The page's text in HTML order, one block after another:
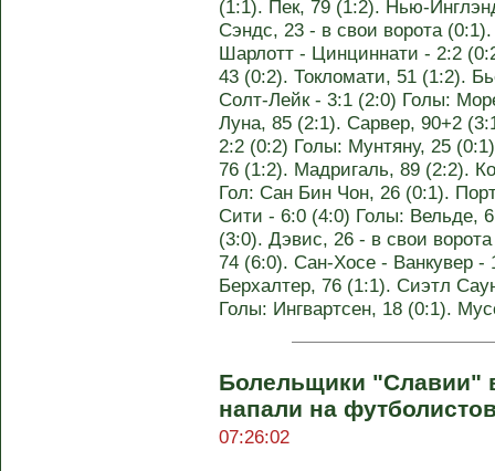
(1:1). Пек, 79 (1:2). Нью-
Сэндс, 23 - в свои ворота
Шарлотт - Цинциннати - 2:2
43 (0:2). Токломати, 51 (1:2).
Солт-Лейк - 3:1 (2:0) Голы:
Луна, 85 (2:1). Сарвер, 90+2
2:2 (0:2) Голы: Мунтяну, 25
76 (1:2). Мадригаль, 89 (2:2).
Гол: Сан Бин Чон, 26 (0:1).
Сити - 6:0 (4:0) Голы: Вельде,
(3:0). Дэвис, 26 - в свои
74 (6:0). Сан-Хосе - Ванкувер
Берхалтер, 76 (1:1). Сиэтл
Голы: Ингвартсен, 18 (0:1).
Болельщики "Славии"
напали на
07:26:02